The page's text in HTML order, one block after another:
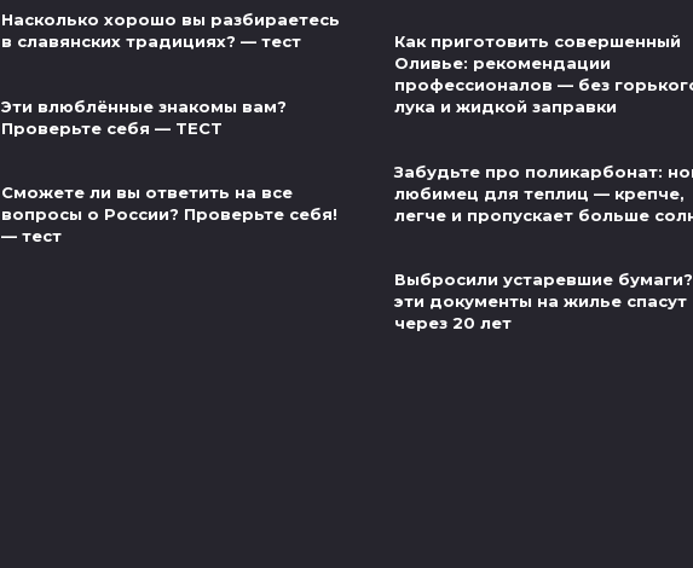
Насколько хорошо вы разбираетесь
в славянских традициях? — тест
Эти влюблённые знакомы вам?
Проверьте себя — ТЕСТ
Сможете ли вы ответить на все
вопросы о России? Проверьте себя!
— тест
Как приготовить совершенный
Оливье: рекомендации
профессионалов — без
лука и жидкой заправки
Забудьте про поликарбонат:
любимец для теплиц — крепче,
легче и пропускает больше
Выбросили устаревшие
эти документы на жилье спасут
через 20 лет